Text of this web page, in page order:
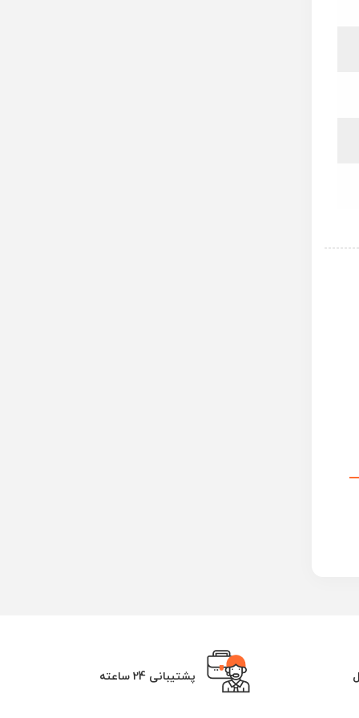
پشتیبانی 24 ساعته